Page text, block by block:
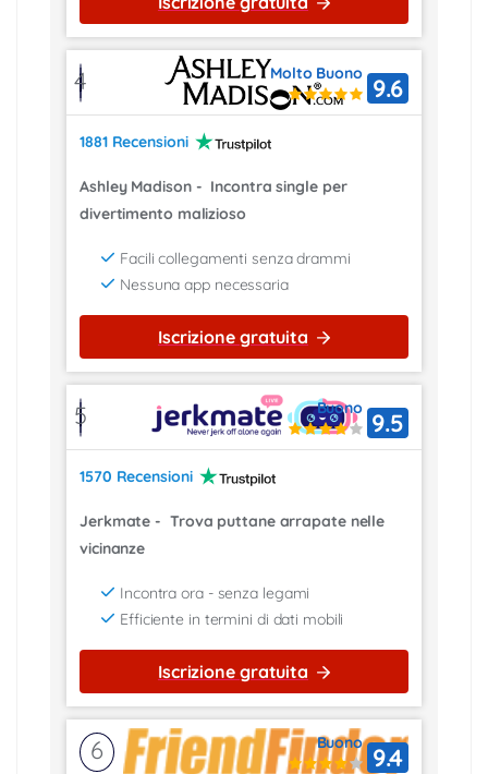
4
1881 Recensioni
Ashley Madison - Incontra single per
divertimento malizioso
Facili collegamenti senza drammi
Nessuna app necessaria
Molto Buono 9.6
Iscrizione gratuita
5
1570 Recensioni
Jerkmate- Trova puttane arrapate nelle
vicinanze
Incontra ora - senza legami
Efficiente in termini di dati mobili
Buono 9.5
Iscrizione gratuita
6 Buono 9.4